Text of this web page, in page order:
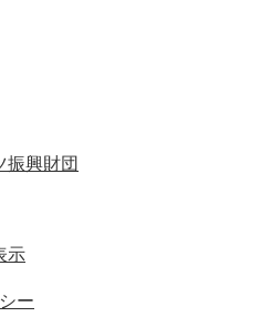
振興財団
示
ー